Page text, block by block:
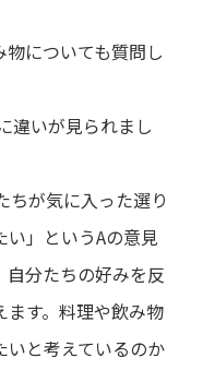
についても質問し
違いが見られまし
ちが気に入った選り
」というAの意見
分たちの好みを反
す。料理や飲み物
いと考えているのか